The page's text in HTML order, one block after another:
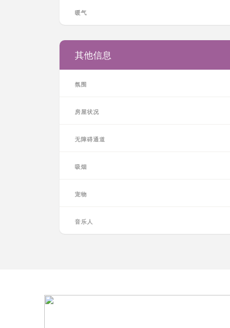
暖气
其他信息
氛围
房屋状况
无障碍通道
吸烟
宠物
音乐人